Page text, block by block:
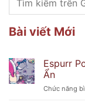
Bài viết Mới
Espurr
Ẩn
Chức năng